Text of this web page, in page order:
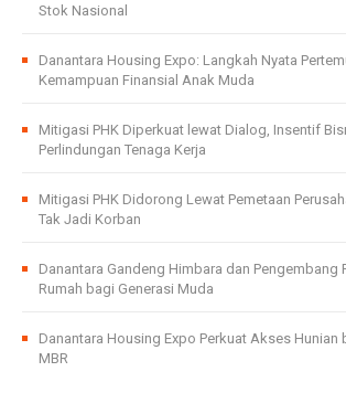
Stok Nasional
Danantara Housing Expo: Langkah Nyata
Kemampuan Finansial Anak Muda
Mitigasi PHK Diperkuat lewat Dialog, Insentif
Perlindungan Tenaga Kerja
Mitigasi PHK Didorong Lewat Pemetaan
Tak Jadi Korban
Danantara Gandeng Himbara dan Pengembang
Rumah bagi Generasi Muda
Danantara Housing Expo Perkuat Akses Hunian
MBR